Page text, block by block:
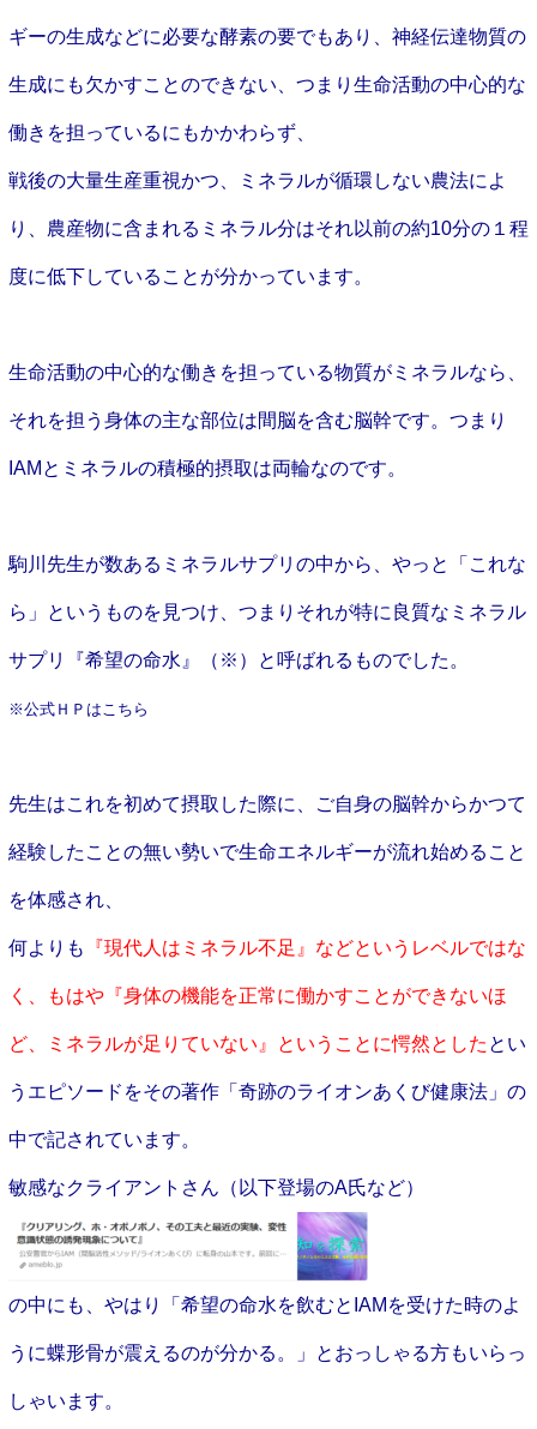
ギーの生成などに必要な酵素の要でもあり、神経伝達物質の
生成にも欠かすことのできない、つまり生命活動の中心的な
働きを担っているにもかかわらず、
戦後の大量生産重視かつ、ミネラルが循環しない農法によ
り、農産物に含まれるミネラル分はそれ以前の約10分の１程
度に低下していることが分かっています。
生命活動の中心的な働きを担っている物質がミネラルなら、
それを担う身体の主な部位は間脳を含む脳幹です。つまり
IAMとミネラルの積極的摂取は両輪なのです。
駒川先生が数あるミネラルサプリの中から、やっと「これな
ら」というものを見つけ、つまりそれが特に良質なミネラル
サプリ『希望の命水』（※）と呼ばれるものでした。
※公式ＨＰは こちら
先生はこれを初めて摂取した際に、ご自身の脳幹からかつて
経験したことの無い勢いで生命エネルギーが流れ始めること
を体感され、
何よりも 『現代人はミネラル不足』などというレベルではな
く、もはや『身体の機能を正常に働かすことができないほ
ど、ミネラルが足りていない』ということに愕然とした とい
うエピソードをその著作「奇跡のライオンあくび健康法」の
中で記されています。
敏感なクライアントさん（以下登場のA氏など）
の中にも、やはり「希望の命水を飲むとIAMを受けた時のよ
うに蝶形骨が震えるのが分かる。」とおっしゃる方もいらっ
しゃいます。